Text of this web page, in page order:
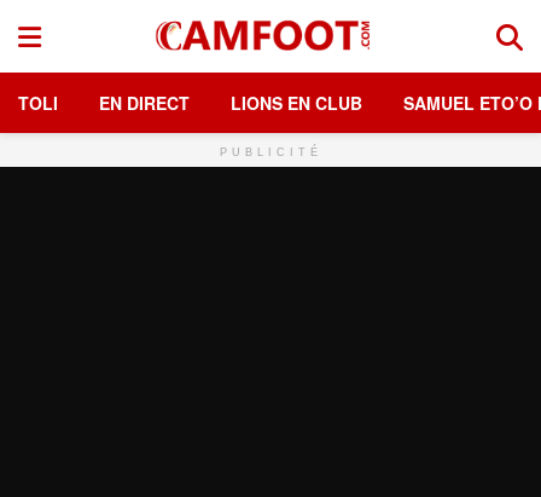
TOLI EN DIRECT LIONS EN CLUB SAMUEL ETO’O
PUBLICITÉ